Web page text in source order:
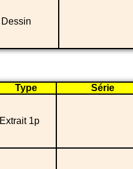
Dessin
Type Série
Extrait 1p